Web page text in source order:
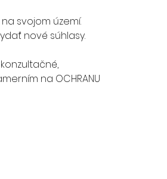
svojom území.
nové súhlasy.
na OCHRANU